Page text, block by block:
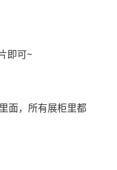
即可~
面，所有展柜里都